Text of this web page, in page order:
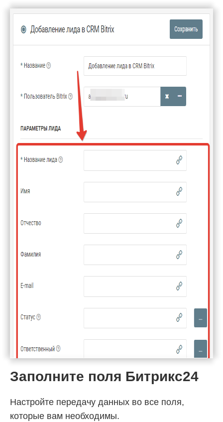
Заполните поля Битрикс24
Настройте передачу данных во все поля,
которые вам необходимы.